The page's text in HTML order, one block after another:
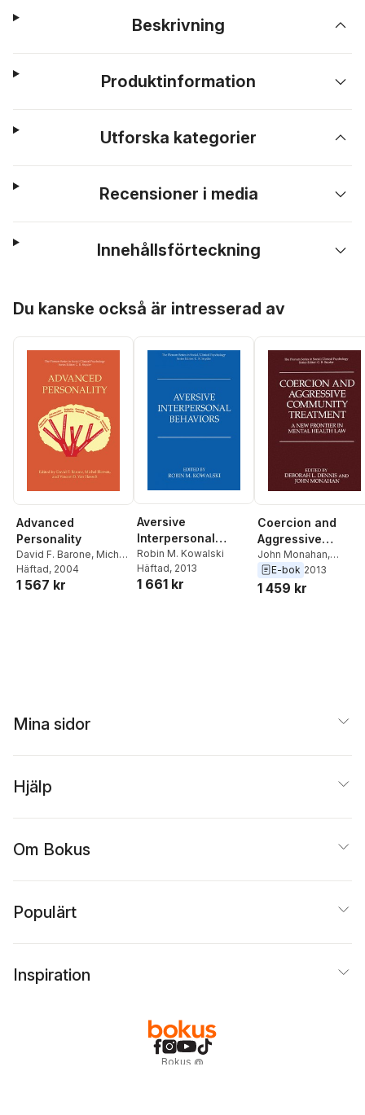
Beskrivning
Produktinformation
Utforska kategorier
Recensioner i media
Innehållsförteckning
Du kanske också är intresserad av
Advanced
Personality
David F. Barone, Michel
Hersen ,Vincent B. Van
Hasselt
Häftad, 2004
1 567 kr
Aversive
Interpersonal
Behaviors
Robin M. Kowalski
Häftad, 2013
1 661 kr
Coercion and
Aggressive
Community
Treatment
John Monahan,
Deborah L. Dennis
E-bok 2013
1 459 kr
Mina sidor
Hjälp
Om Bokus
Populärt
Inspiration
Bokus @